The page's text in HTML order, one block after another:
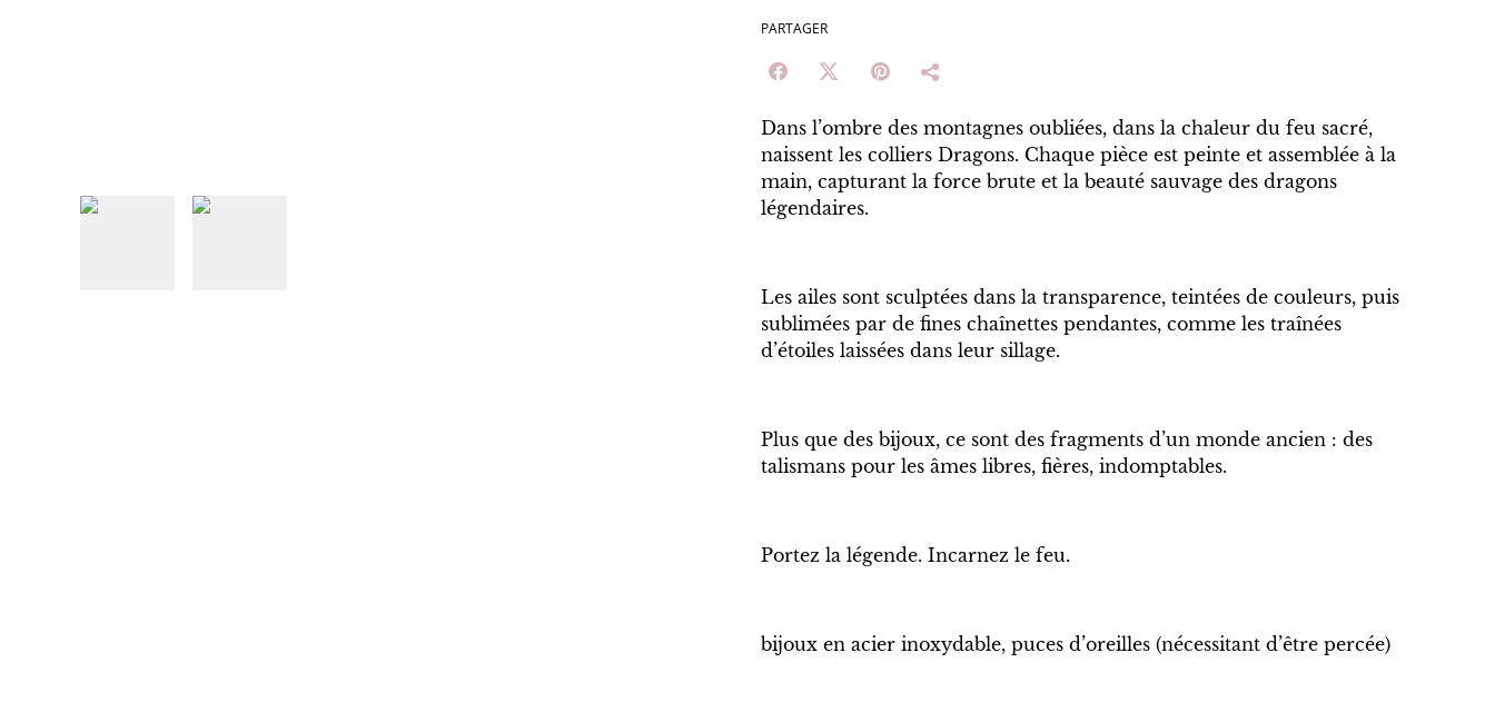
PARTAGER
Dans l’ombre des montagnes oubliées, dans la chaleur du feu sacré,
naissent les colliers Dragons. Chaque pièce est peinte et assemblée à la
main, capturant la force brute et la beauté sauvage des dragons
légendaires.
Les ailes sont sculptées dans la transparence, teintées de couleurs, puis
sublimées par de fines chaînettes pendantes, comme les traînées
d’étoiles laissées dans leur sillage.
Plus que des bijoux, ce sont des fragments d’un monde ancien : des
talismans pour les âmes libres, fières, indomptables.
Portez la légende. Incarnez le feu.
bijoux en acier inoxydable, puces d’oreilles (nécessitant d’être percée)